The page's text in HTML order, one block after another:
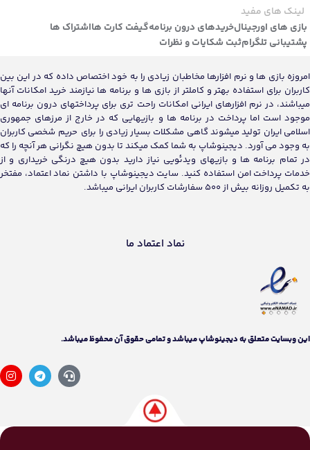
لینک های مفید
بازی های اورجینالخریدهای درون برنامهگیفت کارت هااشتراک ها
پشتیبانی تلگرامثبت شکایات و نظرات
امروزه بازی ها و نرم افزارها مخاطبان زیادی را به خود اختصاص داده که در این بین
کاربران برای استفاده بهتر و کاملتر از بازی ها و برنامه ها نیازمند خرید امکانات آنها
میباشند، در نرم افزارهای ایرانی امکانات راحت تری برای پرداختهای درون برنامه ای
موجود است اما پرداخت در برنامه ها و بازیهایی که در خارج از مرزهای جمهوری
اسلامی ایران تولید میشوند گاهی مشکلات بسیار زیادی را برای حریم شخصی کاربران
به وجود می آورد. دیجینوشاپ به شما کمک میکند تا بدون هیچ نگرانی هر آنچه را که
در تمام برنامه ها و بازیهای ویدئویی نیاز دارید بدون هیچ درنگی خریداری و از
خدمات پرداخت امن استفاده کنید. سایت دیجینوشاپ با داشتن نماد اعتماد، مفتخر
به تکمیل روزانه بیش از 500 سفارشات کاربران ایرانی میباشد.
نماد اعتماد ما
اين وبسايت متعلق به دیجینوشاپ ميباشد و تمامی حقوق آن محفوظ ميباشد.